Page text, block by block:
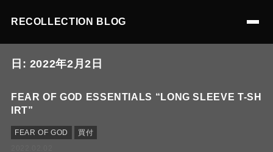
RECOLLECTION BLOG
日: 2022年2月2日
FEAR OF GOD ESSENTIALS “LONG SLEEVE T-SH
IRT”
FEAR OF GOD
買付